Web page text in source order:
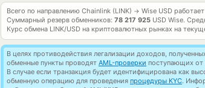
Всего по направлению Chainlink (LINK) → Wise USD работает
Суммарный резерв обменников: 78 217 925 USD Wise.
Курс обмена LINK/USD на криптовалютных рынках на
В целях противодействия легализации доходов,
обменные пункты проводят AML-проверки поступающих от
В случае если транзакция будет идентифицирована как
обменную операцию для проведения процедуры KYC.